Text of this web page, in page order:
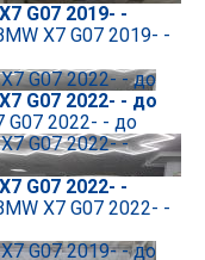
G07 2019- -
X7 G07 2019- -
G07 2022- - до
G07 2022- - до
G07 2022- -
X7 G07 2022- -